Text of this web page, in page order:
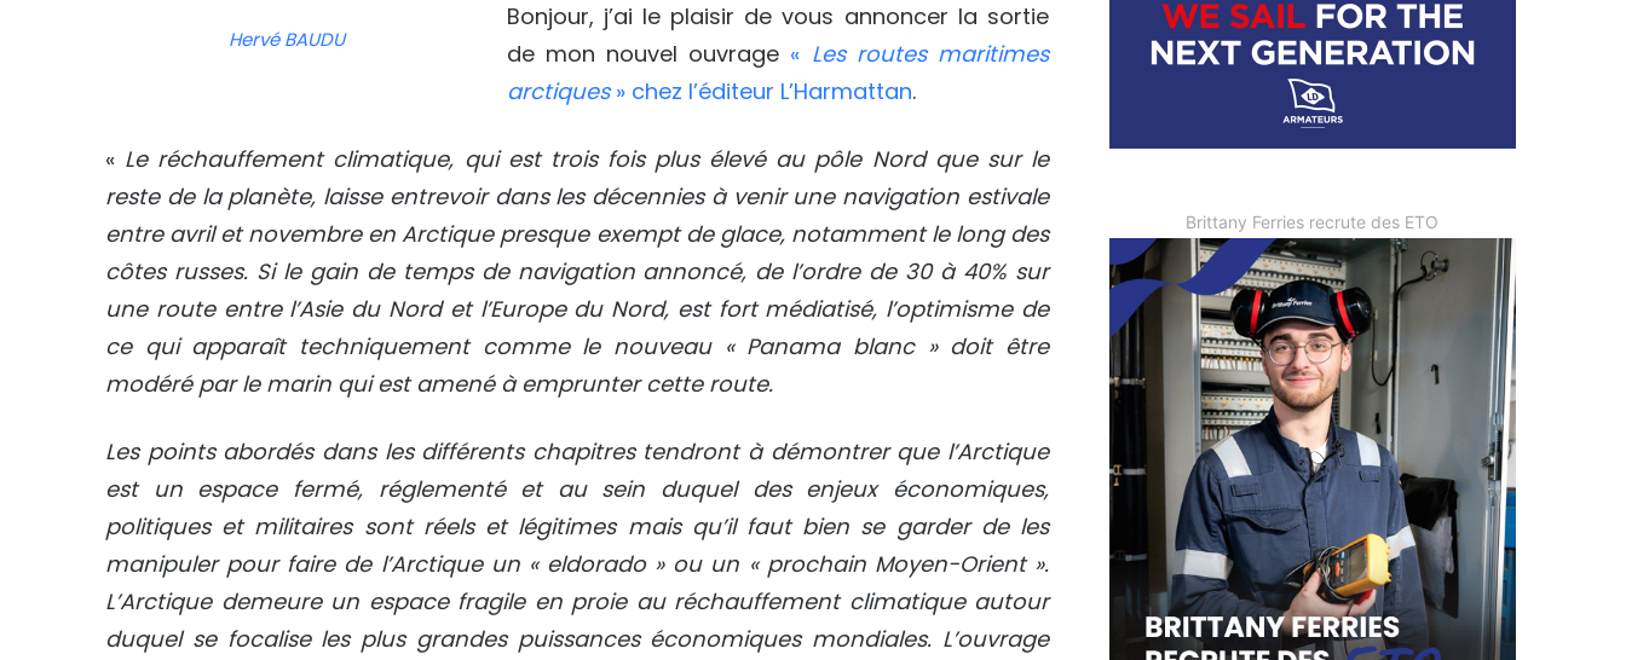
Hervé BAUDU
Bonjour, j’ai le plaisir de vous annoncer la sortie
de mon nouvel ouvrage « Les routes maritimes
arctiques» chez l’éditeur L’Harmattan.
« Le réchauffement climatique, qui est trois fois plus élevé au pôle Nord que sur le
reste de la planète, laisse entrevoir dans les décennies à venir une navigation estivale
entre avril et novembre en Arctique presque exempt de glace, notamment le long des
côtes russes. Si le gain de temps de navigation annoncé, de l’ordre de 30 à 40% sur
une route entre l’Asie du Nord et l’Europe du Nord, est fort médiatisé, l’optimisme de
ce qui apparaît techniquement comme le nouveau « Panama blanc » doit être
modéré par le marin qui est amené à emprunter cette route.
Les points abordés dans les différents chapitres tendront à démontrer que l’Arctique
est un espace fermé, réglementé et au sein duquel des enjeux économiques,
politiques et militaires sont réels et légitimes mais qu’il faut bien se garder de les
manipuler pour faire de l’Arctique un « eldorado » ou un « prochain Moyen-Orient ».
L’Arctique demeure un espace fragile en proie au réchauffement climatique autour
duquel se focalise les plus grandes puissances économiques mondiales. L’ouvrage
Brittany Ferries recrute des ETO